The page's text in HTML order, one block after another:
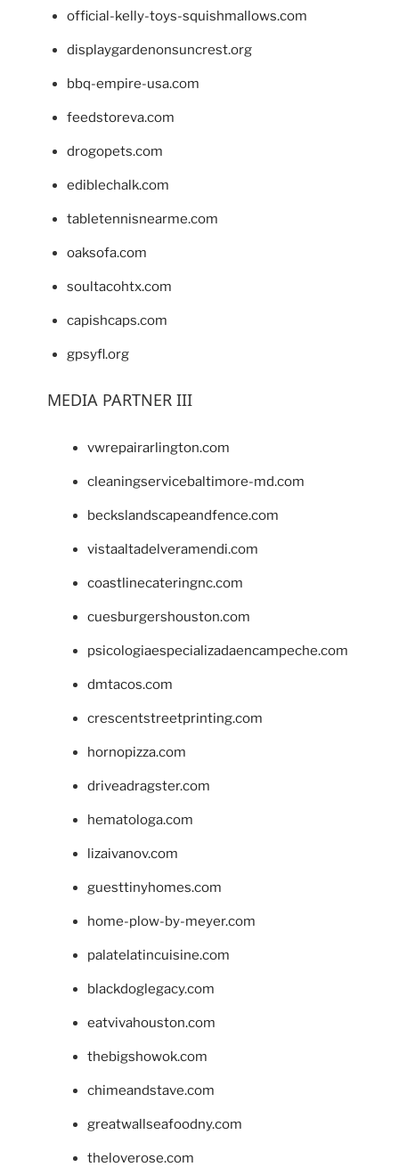
official-kelly-toys-squishmallows.com
displaygardenonsuncrest.org
bbq-empire-usa.com
feedstoreva.com
drogopets.com
ediblechalk.com
tabletennisnearme.com
oaksofa.com
soultacohtx.com
capishcaps.com
gpsyfl.org
MEDIA PARTNER III
vwrepairarlington.com
cleaningservicebaltimore-md.com
beckslandscapeandfence.com
vistaaltadelveramendi.com
coastlinecateringnc.com
cuesburgershouston.com
psicologiaespecializadaencampeche.com
dmtacos.com
crescentstreetprinting.com
hornopizza.com
driveadragster.com
hematologa.com
lizaivanov.com
guesttinyhomes.com
home-plow-by-meyer.com
palatelatincuisine.com
blackdoglegacy.com
eatvivahouston.com
thebigshowok.com
chimeandstave.com
greatwallseafoodny.com
theloverose.com